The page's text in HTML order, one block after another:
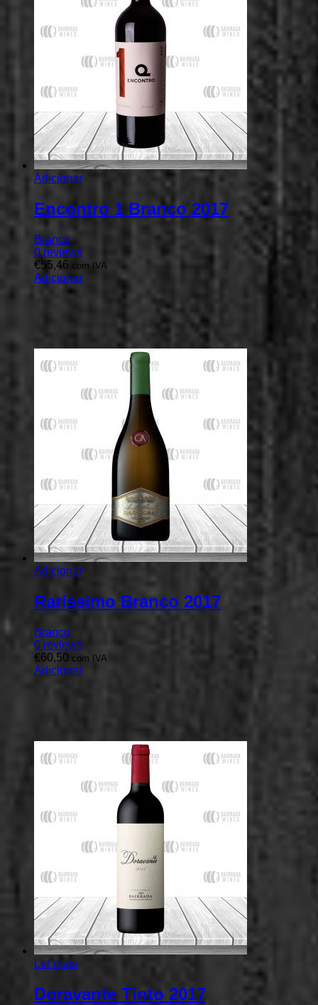
Adicionar
Encontro 1 Branco 2017
Branco
0 reviews
€55,46 com IVA
Adicionar
Adicionar
Raríssimo Branco 2017
Branco
0 reviews
€60,50 com IVA
Adicionar
Ler mais
Doravante Tinto 2017